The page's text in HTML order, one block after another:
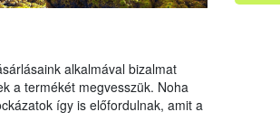
alkalmával bizalmat
a termékét megvesszük. Noha
így is előfordulnak, amit a